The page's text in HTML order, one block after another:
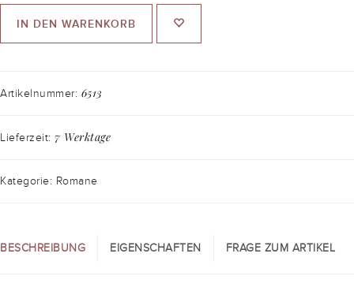
IN DEN WARENKORB
Artikelnummer: 6513
Lieferzeit: 7 Werktage
Kategorie: Romane
BESCHREIBUNG EIGENSCHAFTEN FRAGE ZUM ARTIKEL